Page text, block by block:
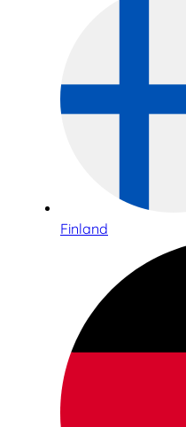
Finland